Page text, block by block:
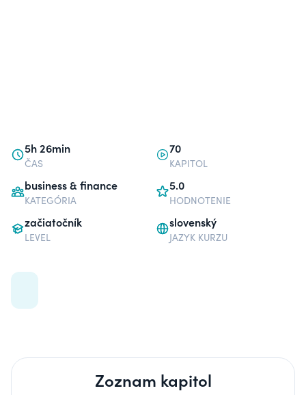
5h 26min
ČAS
70
KAPITOL
business & finance
KATEGÓRIA
5.0
HODNOTENIE
začiatočník
LEVEL
slovenský
JAZYK KURZU
Zoznam kapitol